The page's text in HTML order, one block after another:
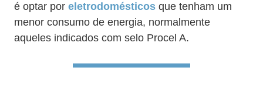
é optar poreletrodomésticos que tenham um
menor consumo de energia, normalmente
aqueles indicados com selo Procel A.